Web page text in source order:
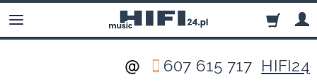
607 615 717 HIFI24